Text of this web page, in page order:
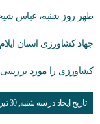
ظهر روز شنبه، عباس
جهاد کشاورزی استان
کشاورزی را مورد بررسی
تاریخ ایجاد در سه شنبه, 30 تیر 1405 04:34